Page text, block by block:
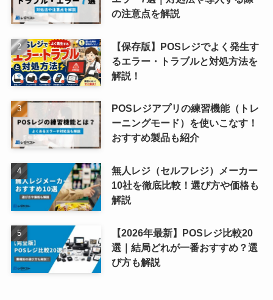
の注意点を解説
【保存版】POSレジでよく発生す
るエラー・トラブルと対処方法を
解説！
POSレジアプリの練習機能（トレ
ーニングモード）を使いこなす！
おすすめ製品も紹介
無人レジ（セルフレジ）メーカー
10社を徹底比較！選び方や価格も
解説
【2026年最新】POSレジ比較20
選｜結局どれが一番おすすめ？選
び方も解説